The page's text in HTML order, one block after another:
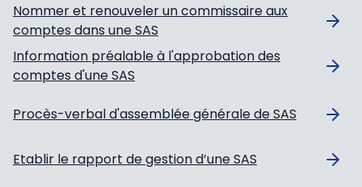
Nommer et renouveler un commissaire aux
comptes dans une SAS
Information préalable à l'approbation des
comptes d'une SAS
Procès-verbal d'assemblée générale de SAS
Etablir le rapport de gestion d’une SAS